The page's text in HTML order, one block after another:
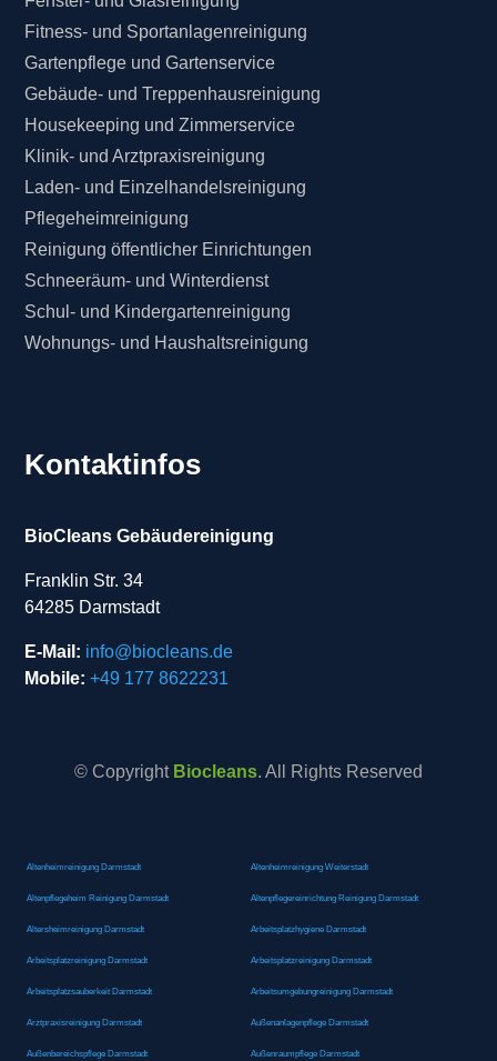
Fitness- und Sportanlagenreinigung
Gartenpflege und Gartenservice
Gebäude- und Treppenhausreinigung
Housekeeping und Zimmerservice
Klinik- und Arztpraxisreinigung
Laden- und Einzelhandelsreinigung
Pflegeheimreinigung
Reinigung öffentlicher Einrichtungen
Schneeräum- und Winterdienst
Schul- und Kindergartenreinigung
Wohnungs- und Haushaltsreinigung
Kontaktinfos
BioCleans Gebäudereinigung
Franklin Str. 34
64285 Darmstadt
E-Mail: info@biocleans.de
Mobile: +49 177 8622231
© Copyright Biocleans. All Rights Reserved
Altenheimreinigung Darmstadt Altenheimreinigung Weiterstadt
Altenpflegeheim Reinigung Darmstadt Altenpflegereinrichtung Reinigung Darmstadt
Altersheimreinigung Darmstadt Arbeitsplatzhygiene Darmstadt
Arbeitsplatzreinigung Darmstadt Arbeitsplatzreinigung Darmstadt
Arbeitsplatzsauberkeit Darmstadt Arbeitsumgebungreinigung Darmstadt
Arztpraxisreinigung Darmstadt Außenanlagenpflege Darmstadt
Außenbereichspflege Darmstadt Außenraumpflege Darmstadt